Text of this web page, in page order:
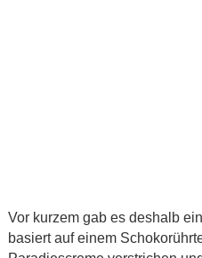
Vor kurzem gab es deshalb
basiert auf einem